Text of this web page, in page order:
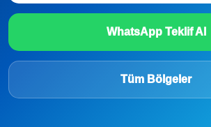
WhatsApp Teklif Al
Tüm Bölgeler